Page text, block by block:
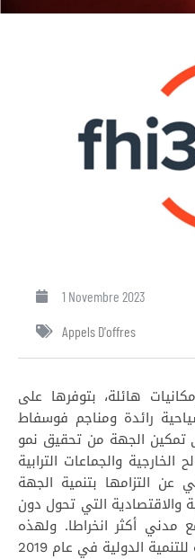
1 Novembre 2023
Appels D'offres
هائلة، بتوفرها على
رائدة ومناجم فوسفاط
تمكين الجهة من تحقيق نمو
والجماعات الترابية
عن التزامها بتنمية الجهة
والاقتصادية التي تحول دون
مدني أكثر انخراطا. ولهذه
الأسباب، أطلقت الوكالة الأمريكية للتنمية الدولية في عام 2019